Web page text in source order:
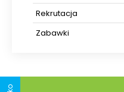
Rekrutacja
Zabawki